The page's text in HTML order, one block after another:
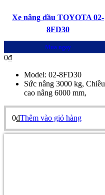
Xe nâng dầu TOYOTA 02-
8FD30
Mua ngay
0₫
Model: 02-8FD30
Sức nâng 3000 kg, Chiều
cao nâng 6000 mm,
0₫Thêm vào giỏ hàng